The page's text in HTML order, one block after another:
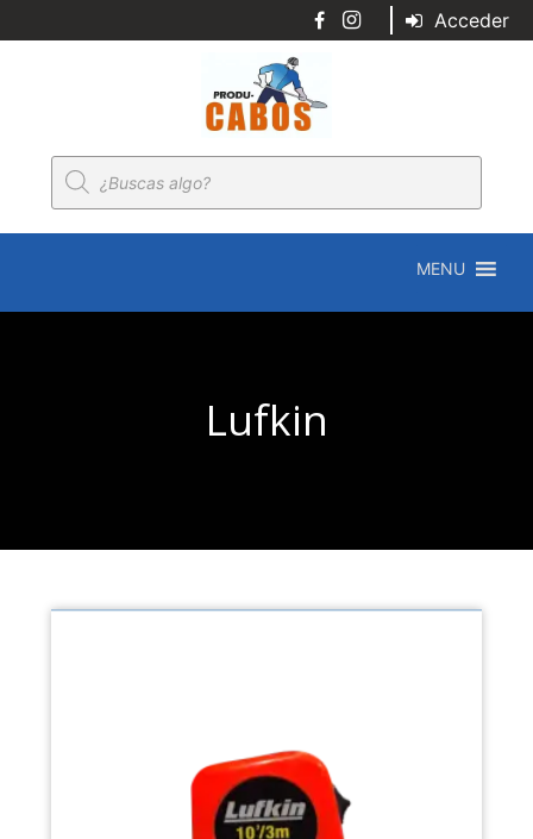
Acceder
Búsqueda
de
productos
MENU
Lufkin